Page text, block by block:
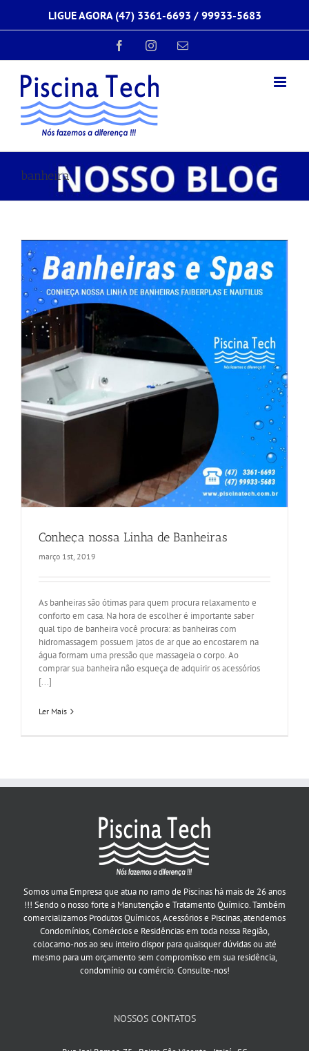
o
LIGUE AGORA (47) 3361-6693 / 99933-5683
FacebookInstagram
E-
banheira
Conheça nossa Linha de Banheiras
março 1st, 2019
As banheiras são ótimas para quem procura relaxamento e
conforto em casa. Na hora de escolher é importante saber
qual tipo de banheira você procura: as banheiras com
hidromassagem possuem jatos de ar que ao encostarem na
água formam uma pressão que massageia o corpo. Ao
comprar sua banheira não esqueça de adquirir os acessórios
[...]
Ler Mais
Somos uma Empresa que atua no ramo de Piscinas há mais de 26 anos
!!! Sendo o nosso forte a Manutenção e Tratamento Químico. Também
comercializamos Produtos Químicos, Acessórios e Piscinas, atendemos
Condomínios, Comércios e Residências em toda nossa Região,
colocamo-nos ao seu inteiro dispor para quaisquer dúvidas ou até
mesmo para um orçamento sem compromisso em sua residência,
condomínio ou comércio. Consulte-nos!
NOSSOS CONTATOS